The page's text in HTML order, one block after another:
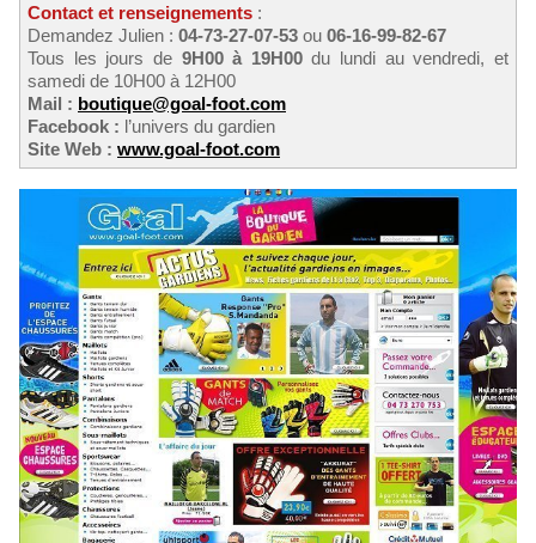
Contact et renseignements :
Demandez Julien : 04-73-27-07-53 ou 06-16-99-82-67
Tous les jours de 9H00 à 19H00du lundi au vendredi, et
samedi de 10H00 à 12H00
Mail : boutique@goal-foot.com
Facebook : l’univers du gardien
Site Web : www.goal-foot.com